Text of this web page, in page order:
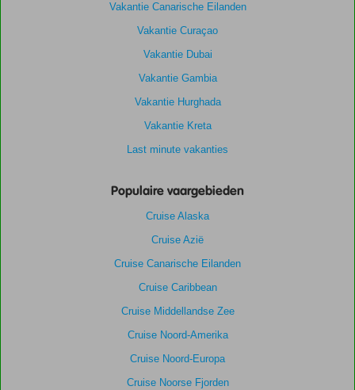
Vakantie Canarische Eilanden
Vakantie Curaçao
Vakantie Dubai
Vakantie Gambia
Vakantie Hurghada
Vakantie Kreta
Last minute vakanties
Populaire vaargebieden
Cruise Alaska
Cruise Azië
Cruise Canarische Eilanden
Cruise Caribbean
Cruise Middellandse Zee
Cruise Noord-Amerika
Cruise Noord-Europa
Cruise Noorse Fjorden